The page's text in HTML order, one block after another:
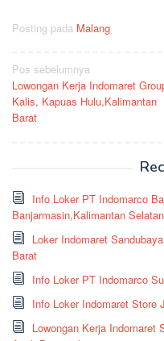
Posting pada Malang
Navigasi
pos
Pos sebelumnya
Lowongan Kerja Indomaret
Kalis, Kapuas Hulu,Kalimantan
Barat
Info Loker PT Indomarco
Banjarmasin,Kalimantan Selatan
Loker Indomaret
Barat
Info Loker PT Indomarco
Info Loker Indomaret Store
Lowongan Kerja Indomaret